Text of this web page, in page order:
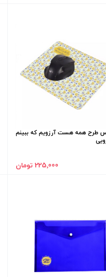
طرح همه هست آرزویم که ببینم
225٬000 تومان